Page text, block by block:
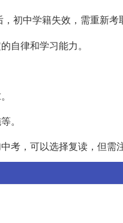
初中学籍失效，需重新考
自律和学习能力。
。
，可以选择复读，但需